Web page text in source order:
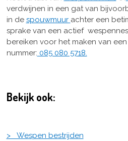
verdwijnen in een gat van
in de spouwmuur achter een
sprake van een actief
bereiken voor het maken van
nummer: 085 080 5718.
Bekijk ook:
> Wespen bestrijden